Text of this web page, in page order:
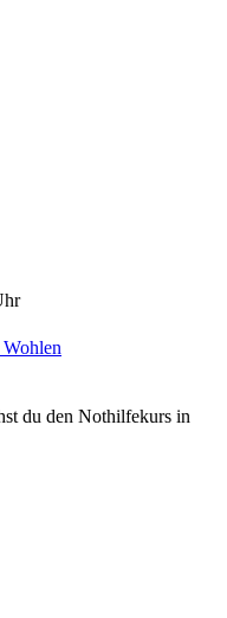
du den Nothilfekurs in